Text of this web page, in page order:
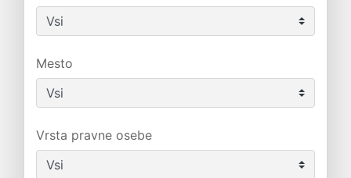
Mesto
Vrsta pravne osebe